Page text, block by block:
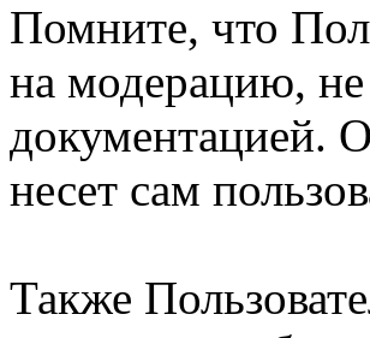
Помните, что
на модерацию,
документацией.
несет сам
Также